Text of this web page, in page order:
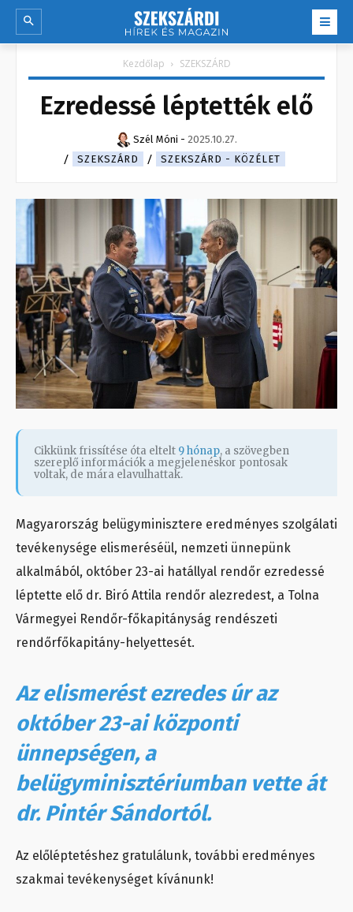
Kezdőlap SZEKSZÁRD
Ezredessé léptették elő
Szél Móni - 2025.10.27.
SZEKSZÁRD
SZEKSZÁRD - KÖZÉLET
Cikkünk frissítése óta eltelt 9 hónap, a szövegben
szereplő információk a megjelenéskor pontosak
voltak, de mára elavulhattak.
Magyarország belügyminisztere eredményes szolgálati
tevékenysége elismeréséül, nemzeti ünnepünk
alkalmából, október 23-ai hatállyal rendőr ezredessé
léptette elő dr. Biró Attila rendőr alezredest, a Tolna
Vármegyei Rendőr-főkapitányság rendészeti
rendőrfőkapitány-helyettesét.
Az elismerést ezredes úr az
október 23-ai központi
ünnepségen, a
belügyminisztériumban vette át
dr. Pintér Sándortól.
Az előléptetéshez gratulálunk, további eredményes
szakmai tevékenységet kívánunk!